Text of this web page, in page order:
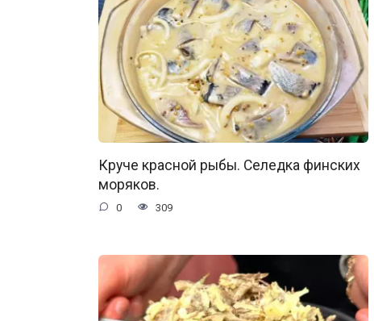
Круче красной рыбы. Селедка финских
моряков.
0 309